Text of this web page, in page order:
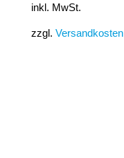
inkl. MwSt.
zzgl. Versandkosten